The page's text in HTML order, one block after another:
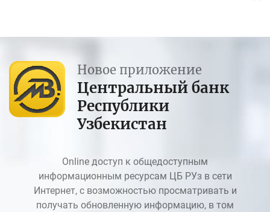
Новое приложение
Центральный банк
Республики
Узбекистан
Online доступ к общедоступным
информационным ресурсам ЦБ РУз в сети
Интернет, с возможностью просматривать и
получать обновленную информацию, в том